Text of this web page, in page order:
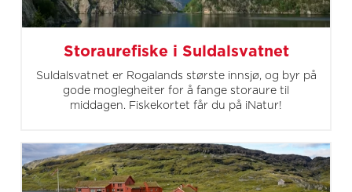
Storaurefiske i Suldalsvatnet
Suldalsvatnet er Rogalands største innsjø, og byr på
gode moglegheiter for å fange storaure til
middagen. Fiskekortet får du på iNatur!